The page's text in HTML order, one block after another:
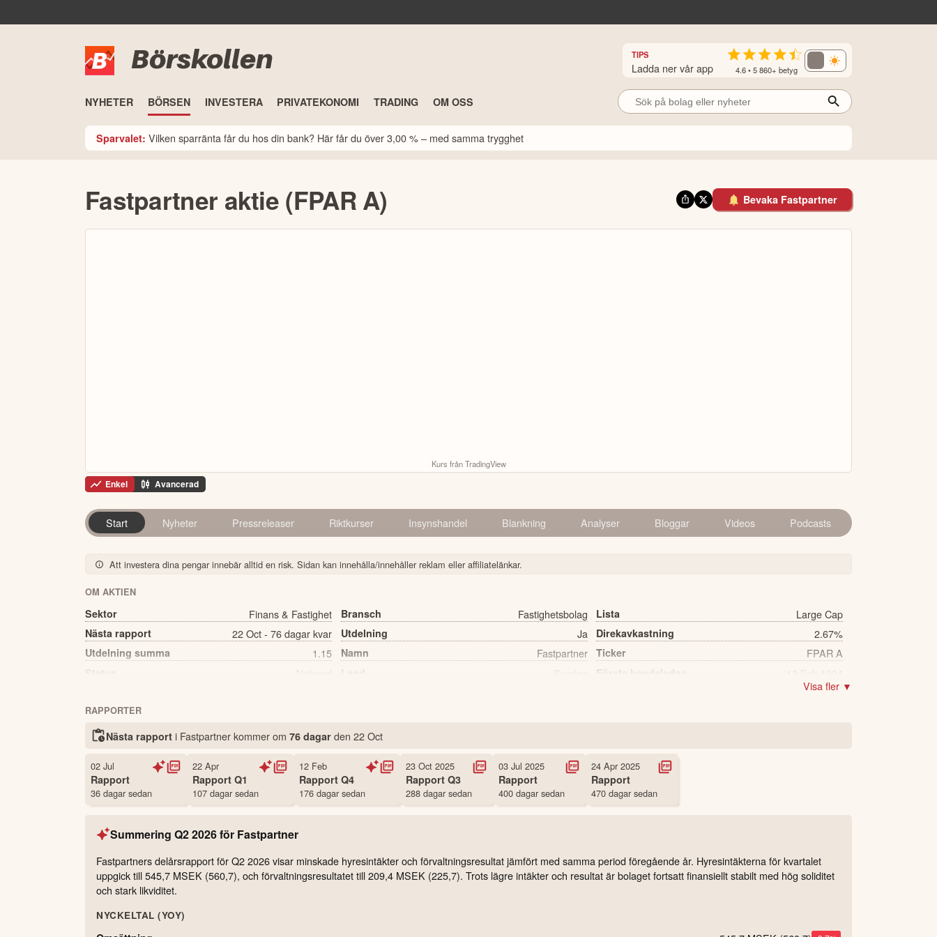
Börskollen TIPS
Ladda ner vår app 4.6 • 5 860+ betyg
NYHETER BÖRSEN INVESTERA PRIVATEKONOMI TRADING OM OSS
Sparvalet: Vilken sparränta får du hos din bank? Här får du över 3,00 % – med samma trygghet
Fastpartner aktie (FPAR A) Bevaka Fastpartner
Kurs från TradingView
Enkel Avancerad
Start Nyheter Pressreleaser Riktkurser Insynshandel Blankning Analyser Bloggar Videos Podcasts
Att investera dina pengar innebär alltid en risk. Sidan kan innehålla/innehåller reklam eller affiliatelänkar.
OM AKTIEN
Sektor Finans & Fastighet Bransch Fastighetsbolag Lista Large Cap
Nästa rapport 22 Oct - 76 dagar kvar Utdelning Ja Direkavkastning 2.67%
Utdelning summa 1.15 Namn Fastpartner Ticker FPAR A
Status Noterad Land Första handelsdag 13 Feb 1994
512 st
Källa:Börsdata
Visa fler ▼
RAPPORTER
Nästa rapport i Fastpartner kommerom 76 dagar den 22 Oct
02 Jul
Rapport
36 dagar sedan
22 Apr
Rapport Q1
107 dagar sedan
12 Feb
Rapport Q4
176 dagar sedan
23 Oct 2025
Rapport Q3
288 dagar sedan
03 Jul 2025
Rapport
400 dagar sedan
24 Apr 2025
Rapport
470 dagar sedan
Summering Q2 2026för Fastpartner
Fastpartners delårsrapport för Q2 2026 visar minskade hyresintäkter och förvaltningsresultat jämfört med samma period föregående år. Hyresintäkterna för kvartalet
uppgick till 545,7 MSEK (560,7), och förvaltningsresultatet till 209,4 MSEK (225,7). Trots lägre intäkter och resultat är bolaget fortsatt finansiellt stabilt med hög soliditet
och stark likviditet.
NYCKELTAL (YOY)